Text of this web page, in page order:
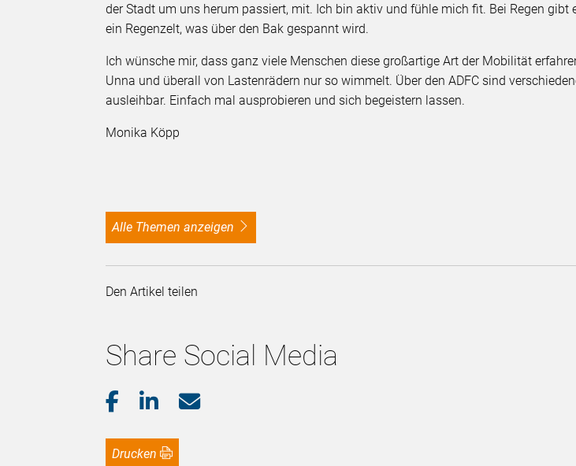
der Stadt um uns herum passiert, mit. Ich bin aktiv und fühle mich fit. Bei Regen gibt
ein Regenzelt, was über den Bak gespannt wird.
Ich wünsche mir, dass ganz viele Menschen diese großartige Art der Mobilität
Unna und überall von Lastenrädern nur so wimmelt. Über den ADFC sind
ausleihbar. Einfach mal ausprobieren und sich begeistern lassen.
Monika Köpp
alle Themen anzeigen
Den Artikel teilen
Share Social Media
Drucken